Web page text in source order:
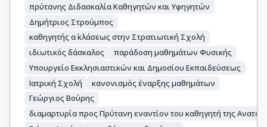
πρύτανης Διδασκαλία Καθηγητών και Υφηγητών
Δημήτριος Στρούμπος
καθηγητής α΄ κλάσεως στην Στρατιωτική Σχολή
ιδιωτικός δάσκαλος
παράδοση μαθημάτων Φυσικής
Υπουργείο Εκκλησιαστικών και Δημοσίου Εκπαιδεύσεως
Ιατρική Σχολή
κανονισμός έναρξης μαθημάτων
Γεώργιος Βούρης
διαμαρτυρία προς Πρύτανη εναντίον του καθηγητή της